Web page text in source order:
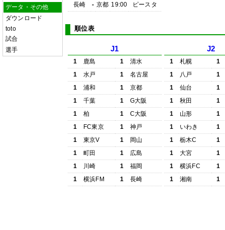
データ・その他
ダウンロード
toto
試合
選手
長崎
- 京都 19:00 ピースタ
順位表
J1
1 鹿島 1
清水
1
水戸 1
名古屋
1
浦和 1
京都
1
千葉 1
G大阪
1
柏 1
C大阪
1
FC東京 1
神戸
1
東京V 1
岡山
1
町田 1
広島
1
川崎 1
福岡
1
横浜FM 1 長崎
J2
1 札幌
1
1
八戸
1
1
仙台
1
1
秋田
1
1
山形
1
1
いわき
1
1
栃木C
1
1
大宮
1
1
横浜FC
1
1
湘南 1